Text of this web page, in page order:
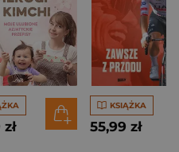
KSIĄŻKA
55,99 zł